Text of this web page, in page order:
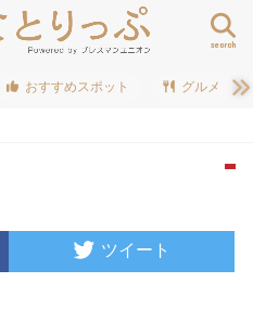
search
おすすめスポット グルメ
ツイート